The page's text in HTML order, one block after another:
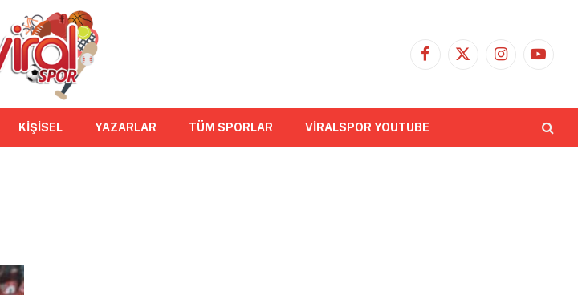
Facebook
X
Instagram
KİŞİSEL YAZARLAR TÜM SPORLAR VİRALSPOR YOUTUBE